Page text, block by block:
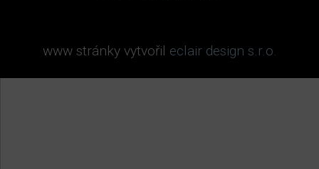
www stránky vytvořil eclair design s.r.o.